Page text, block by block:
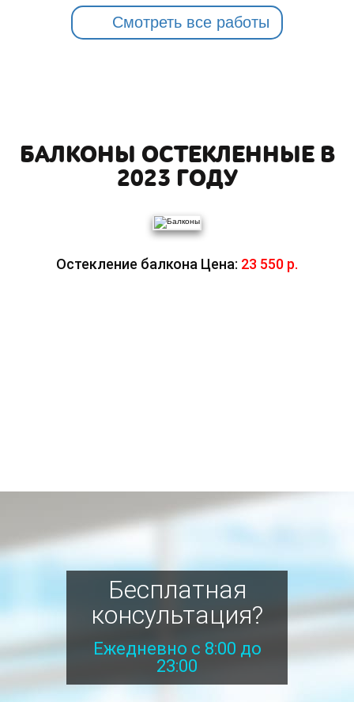
Смотреть все работы
БАЛКОНЫ ОСТЕКЛЕННЫЕ В
2023 ГОДУ
Остекление балкона Цена: 23 550 р.
Бесплатная
консультация?
Ежедневно с 8:00 до
23:00